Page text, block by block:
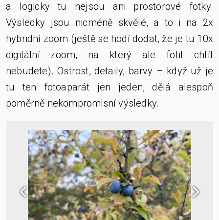
a logicky tu nejsou ani prostorové fotky.
Výsledky jsou nicméně skvělé, a to i na 2x
hybridní zoom (ještě se hodí dodat, že je tu 10x
digitální zoom, na který ale fotit chtít
nebudete). Ostrost, detaily, barvy – když už je
tu ten fotoaparát jen jeden, dělá alespoň
poměrně nekompromisní výsledky.